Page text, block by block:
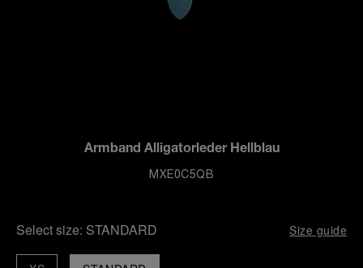
Armband Alligatorleder Hellblau
MXE0C5QB
Select size: STANDARD Size guide